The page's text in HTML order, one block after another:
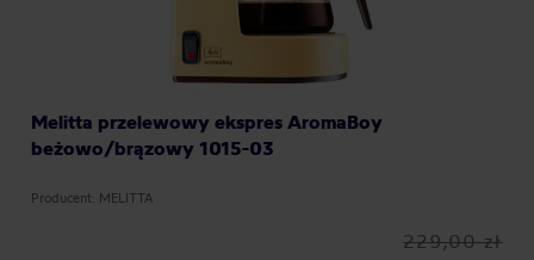
Melitta przelewowy ekspres AromaBoy
beżowo/brązowy 1015-03
Producent: MELITTA
229,00 zł